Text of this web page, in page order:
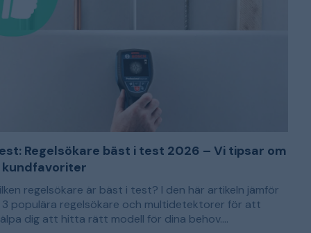
Regelsökare bäst i test 2026 – Vi tipsar om
kundfavoriter
regelsökare är bäst i test? I den här artikeln jämför
3 populära regelsökare och multidetektorer för att
dig att hitta rätt modell för dina behov.